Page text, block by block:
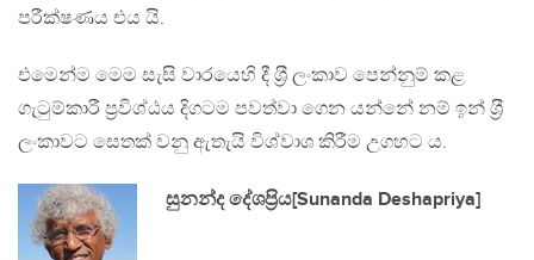
පරීක්ෂණය එය යි.
එමෙන්ම මෙම සැසි වාරයෙහි දී ශ‍්‍රී ලංකාව පෙන්නුම් කළ
ගැටුම්කාරී ප‍්‍රවිශ්ඨය දිගටම පවත්වා ගෙන යන්නේ නම් ඉන් ශ‍්‍රී
ලංකාවට සෙතක් වනු ඇතැයි විශ්වාශ කිරීම උගහට ය.
සුනන්ද දේශප‍්‍රිය[Sunanda Deshapriya]